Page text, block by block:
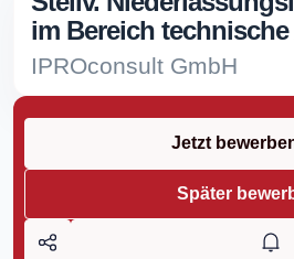
im Bereich
IPROconsult GmbH
Jetzt
Später